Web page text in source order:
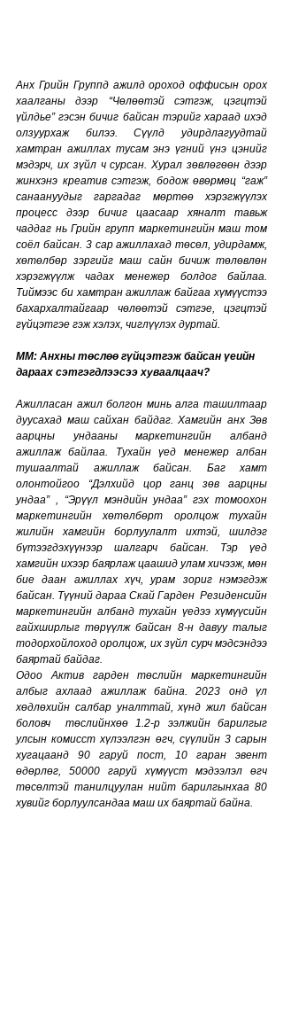
Анх Грийн Группд ажилд ороход оффисын орох
хаалганы дээр “Чөлөөтэй сэтгэж, цэгцтэй
үйлдье” гэсэн бичиг байсан тэрийг хараад ихэд
олзуурхаж билээ. Сүүлд удирдлагуудтай
хамтран ажиллах тусам энэ үгний үнэ цэнийг
мэдэрч, их зүйл ч сурсан. Хурал зөвлөгөөн дээр
жинхэнэ креатив сэтгэж, бодож өвөрмөц “гаж”
санаануудыг гаргадаг мөртөө хэрэгжүүлэх
процесс дээр бичиг цаасаар хяналт тавьж
чаддаг нь Грийн групп маркетингийн маш том
соёл байсан. 3 сар ажиллахад төсөл, удирдамж,
хөтөлбөр зэргийг маш сайн бичиж төлөвлөн
хэрэгжүүлж чадах менежер болдог байлаа.
Тиймээс би хамтран ажиллаж байгаа хүмүүстээ
бахархалтайгаар чөлөөтэй сэтгэе, цэгцтэй
гүйцэтгэе гэж хэлэх, чиглүүлэх дуртай.
MM: Анхны төслөө гүйцэтгэж байсан үеийн
дараах сэтгэгдлээсээ хуваалцаач?
Ажилласан ажил болгон минь алга ташилтаар
дуусахад маш сайхан байдаг. Хамгийн анх Зөв
аарцны ундааны маркетингийн албанд
ажиллаж байлаа. Тухайн үед менежер албан
тушаалтай ажиллаж байсан. Баг хамт
олонтойгоо “Дэлхийд цор ганц зөв аарцны
ундаа” , “Эрүүл мэндийн ундаа” гэх томоохон
маркетингийн хөтөлбөрт оролцож тухайн
жилийн хамгийн борлуулалт ихтэй, шилдэг
бүтээгдэхүүнээр шалгарч байсан. Тэр үед
хамгийн ихээр баярлаж цаашид улам хичээж, мөн
бие даан ажиллах хүч, урам зориг нэмэгдэж
байсан. Түүний дараа Скай Гарден  Резиденсийн
маркетингийн албанд тухайн үедээ хүмүүсийн
гайхширлыг төрүүлж байсан 8-н давуу талыг
тодорхойлоход оролцож, их зүйл сурч мэдсэндээ
баяртай байдаг.
Одоо Актив гарден төслийн маркетингийн
албыг ахлаад ажиллаж байна. 2023 онд үл
хөдлөхийн салбар уналттай, хүнд жил байсан
боловч  төслийнхөө 1.2-р ээлжийн барилгыг
улсын комисст хүлээлгэн өгч, сүүлийн 3 сарын
хугацаанд 90 гаруй пост, 10 гаран эвент
өдөрлөг, 50000 гаруй хүмүүст мэдээлэл өгч
төсөлтэй танилцуулан нийт барилгынхаа 80
хувийг борлуулсандаа маш их баяртай байна.